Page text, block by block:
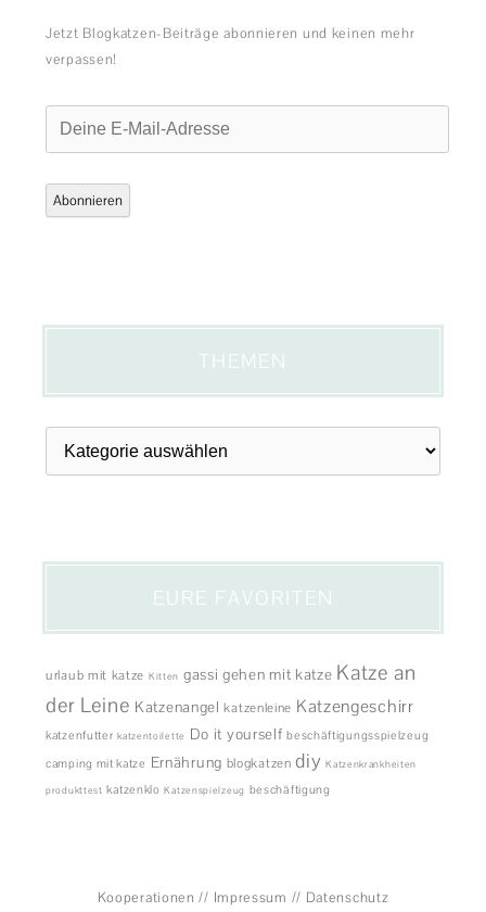
Jetzt Blogkatzen-Beiträge abonnieren und keinen mehr
verpassen!
Deine
Adresse
Abonnieren
THEMEN
Themen
EURE FAVORITEN
urlaub mit katze Kitten gassi gehen mit katze Katze an
der Leine Katzenangel katzenleine Katzengeschirr
katzenfutter katzentoilette Do it yourself beschäftigungsspielzeug
camping mit katze Ernährung blogkatzen diy Katzenkrankheiten
produkttest katzenklo Katzenspielzeug beschäftigung
Kooperationen // Impressum // Datenschutz